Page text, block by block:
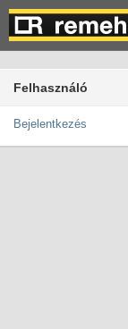
Felhasználó
Bejelentkezés